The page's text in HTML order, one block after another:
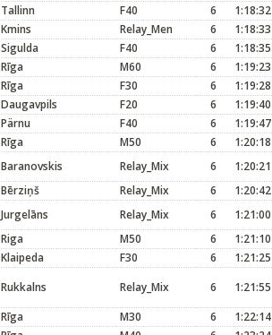
Tallinn F40 6
1:18:32
Kmins Relay_Men 6
1:18:33
Sigulda F40 6
1:18:35
Rīga M60 6
1:19:23
Rīga F30 6
1:19:28
Daugavpils F20 6
1:19:40
Pärnu F40 6
1:19:47
Rīga M50 6
1:20:18
Baranovskis Relay_Mix 6
1:20:21
Bērziņš Relay_Mix 6
1:20:42
Jurgelāns Relay_Mix 6
1:21:00
Riga M50 6
1:21:10
Klaipeda F30 6
1:21:25
Rukkalns Relay_Mix 6
1:21:55
Rīga M30 6
1:22:14